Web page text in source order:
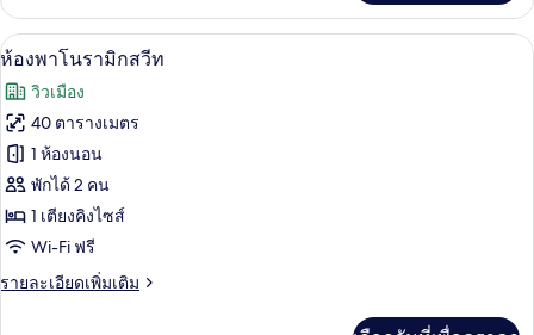
เกี่ยว
กับ
ห้อง
เนียร์
เปิด
ภาพถ่าย
ทั้งหมด
ของ
ห้อง
พา
โน
รา
ห้องพาโนรามิกสวีท | เครื่องนอนป้อง
5
ห้องพาโนรามิกสวีท
วิวเมือง
40 ตารางเมตร
1 ห้องนอน
พักได้ 2 คน
1 เตียงคิงไซส์
Wi-Fi ฟรี
รายละเอียดเพิ่มเติม
ราย